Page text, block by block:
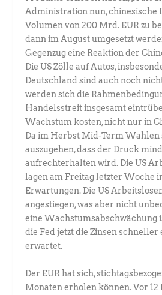
Administration nun, chinesische
Volumen von 200 Mrd. EUR zu
dann im August umgesetzt
Gegenzug eine Reaktion der
Die US Zölle auf Autos,
Deutschland sind auch noch
werden sich die
Handelsstreit insgesamt
Wachstum kosten, nicht nur in
Da im Herbst Mid-Term Wahlen
auszugehen, dass der Druck
aufrechterhalten wird. Die US
lagen am Freitag letzter Woche
Erwartungen. Die US
angestiegen, was aber nicht
eine Wachstumsabschwächung
die Fed jetzt die Zinsen schneller
erwartet.
Der EUR hat sich,
Monaten erholen können. Vor